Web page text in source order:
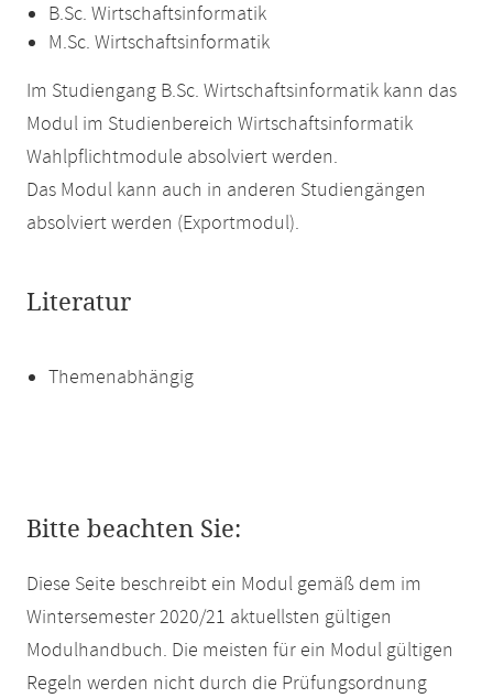
B.Sc. Wirtschaftsinformatik
M.Sc. Wirtschaftsinformatik
Im Studiengang B.Sc. Wirtschaftsinformatik kann das
Modul im Studienbereich Wirtschaftsinformatik
Wahlpflichtmodule absolviert werden.
Das Modul kann auch in anderen Studiengängen
absolviert werden (Exportmodul).
Literatur
Themenabhängig
Bitte beachten Sie:
Diese Seite beschreibt ein Modul gemäß dem im
Wintersemester 2020/21 aktuellsten gültigen
Modulhandbuch. Die meisten für ein Modul gültigen
Regeln werden nicht durch die Prüfungsordnung